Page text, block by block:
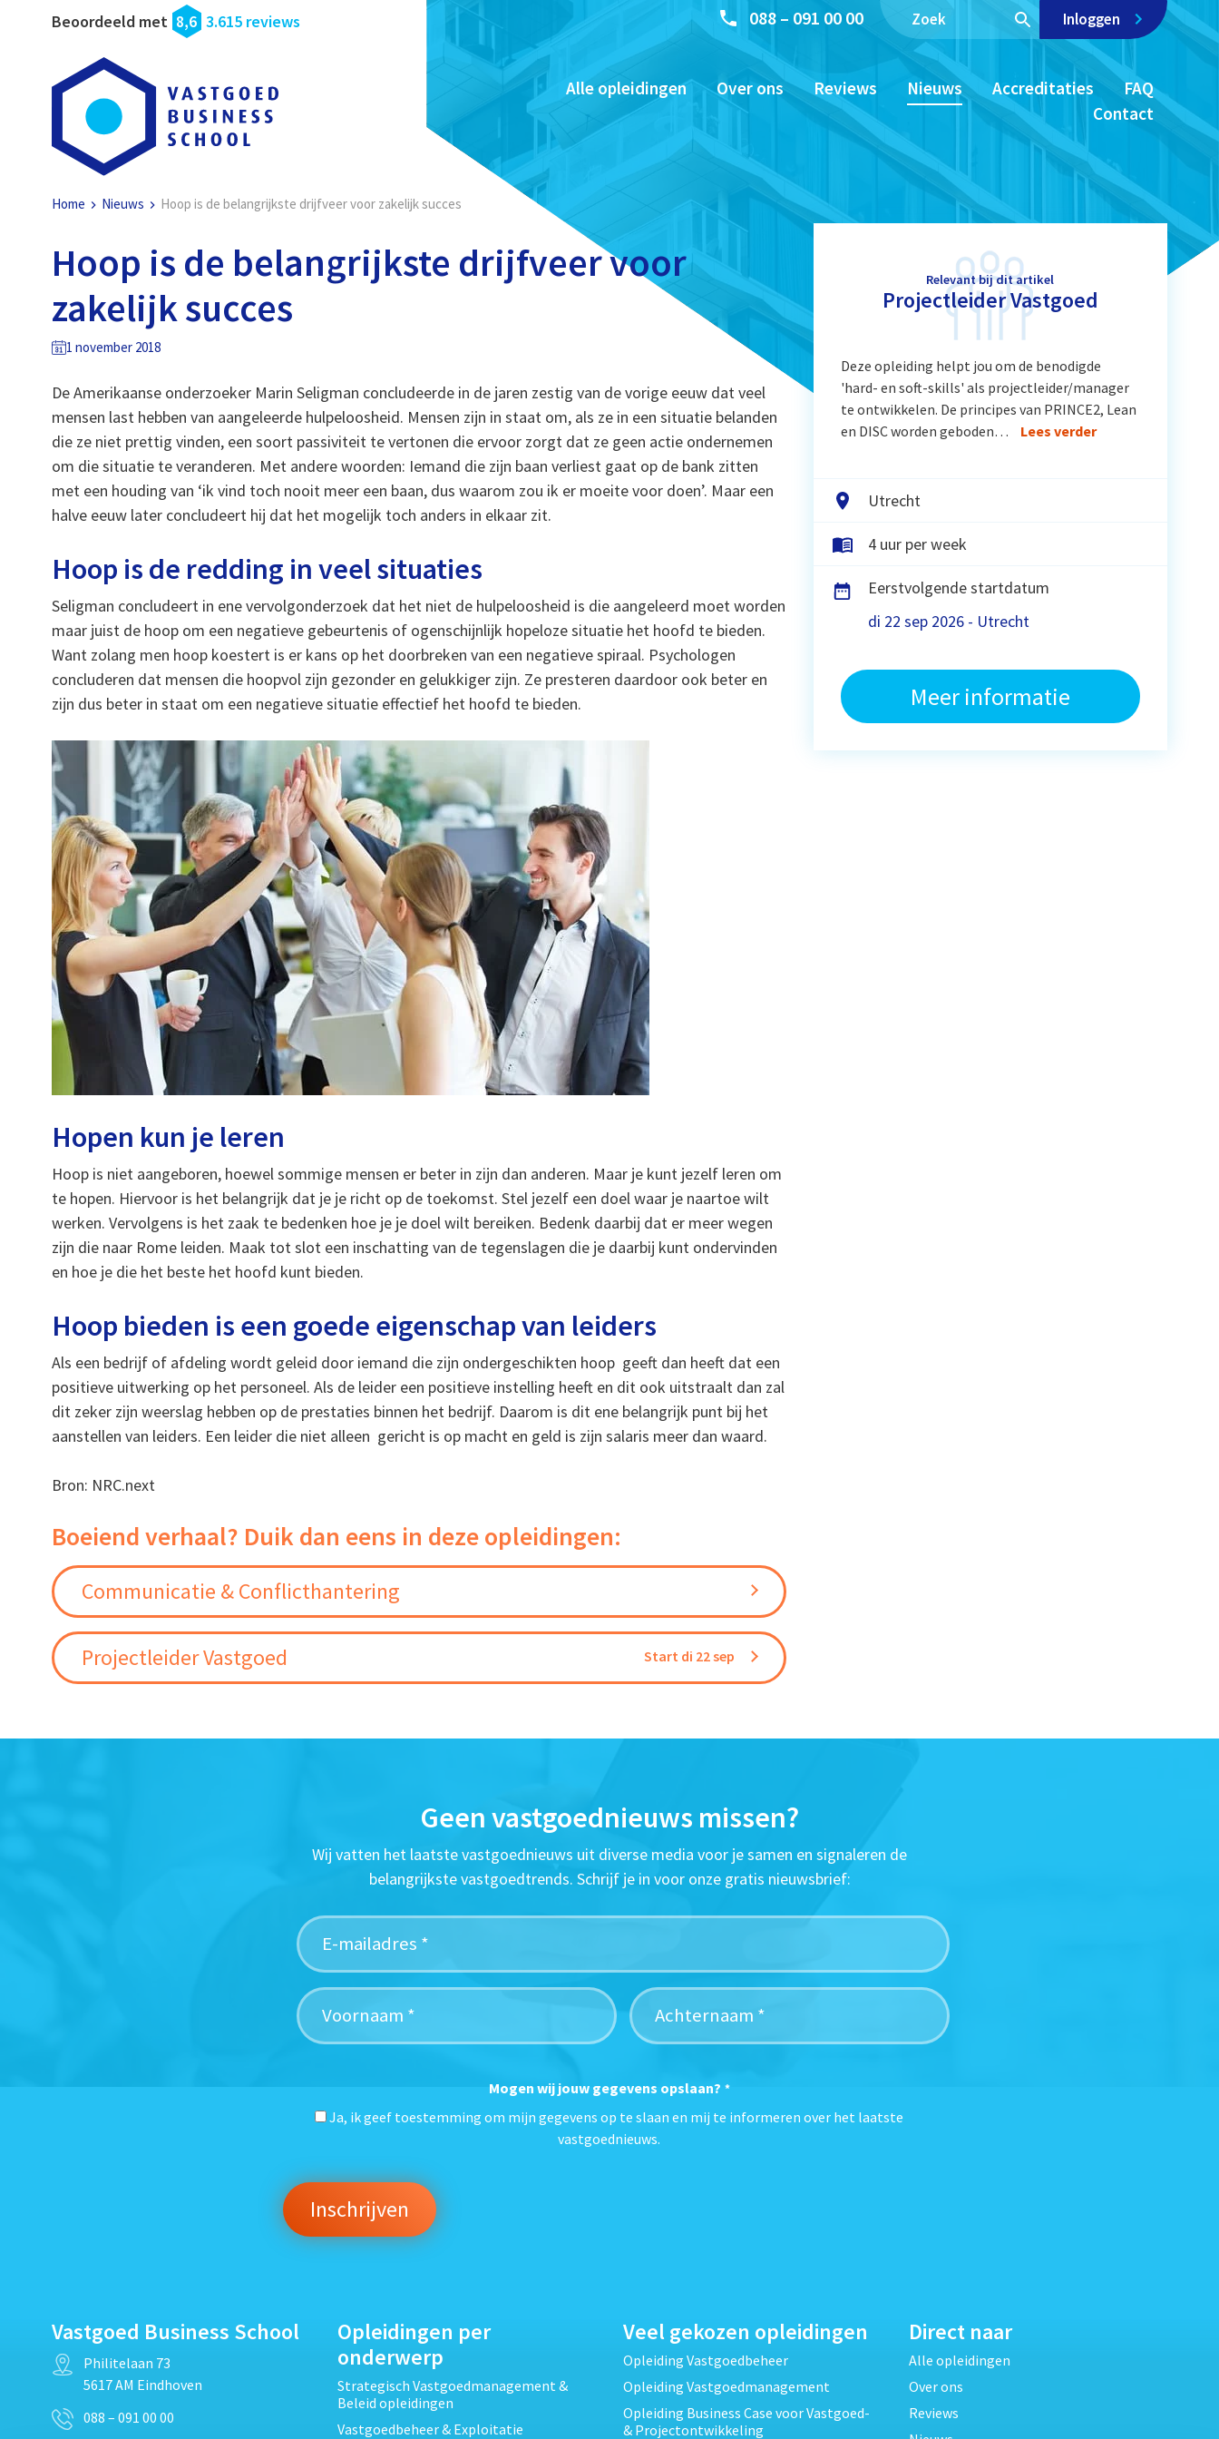
Beoordeeld met 8,6 3.615 reviews 088 – 091 00 00 Inloggen
Alle opleidingen Over ons Reviews Nieuws Accreditaties
FAQ
Contact
Home Nieuws Hoop is de belangrijkste drijfveer voor zakelijk succes
Hoop is de belangrijkste drijfveer voor
zakelijk succes
1 november 2018
De Amerikaanse onderzoeker Marin Seligman concludeerde in de jaren zestig van de vorige eeuw dat veel
mensen last hebben van aangeleerde hulpeloosheid. Mensen zijn in staat om, als ze in een situatie belanden
die ze niet prettig vinden, een soort passiviteit te vertonen die ervoor zorgt dat ze geen actie ondernemen
om die situatie te veranderen. Met andere woorden: Iemand die zijn baan verliest gaat op de bank zitten
met een houding van ‘ik vind toch nooit meer een baan, dus waarom zou ik er moeite voor doen’. Maar een
halve eeuw later concludeert hij dat het mogelijk toch anders in elkaar zit.
Hoop is de redding in veel situaties
Seligman concludeert in ene vervolgonderzoek dat het niet de hulpeloosheid is die aangeleerd moet worden
maar juist de hoop om een negatieve gebeurtenis of ogenschijnlijk hopeloze situatie het hoofd te bieden.
Want zolang men hoop koestert is er kans op het doorbreken van een negatieve spiraal. Psychologen
concluderen dat mensen die hoopvol zijn gezonder en gelukkiger zijn. Ze presteren daardoor ook beter en
zijn dus beter in staat om een negatieve situatie effectief het hoofd te bieden.
Hopen kun je leren
Hoop is niet aangeboren, hoewel sommige mensen er beter in zijn dan anderen. Maar je kunt jezelf leren om
te hopen. Hiervoor is het belangrijk dat je je richt op de toekomst. Stel jezelf een doel waar je naartoe wilt
werken. Vervolgens is het zaak te bedenken hoe je je doel wilt bereiken. Bedenk daarbij dat er meer wegen
zijn die naar Rome leiden. Maak tot slot een inschatting van de tegenslagen die je daarbij kunt ondervinden
en hoe je die het beste het hoofd kunt bieden.
Hoop bieden is een goede eigenschap van leiders
Als een bedrijf of afdeling wordt geleid door iemand die zijn ondergeschikten hoop geeft dan heeft dat een
positieve uitwerking op het personeel. Als de leider een positieve instelling heeft en dit ook uitstraalt dan zal
dit zeker zijn weerslag hebben op de prestaties binnen het bedrijf. Daarom is dit ene belangrijk punt bij het
aanstellen van leiders. Een leider die niet alleen gericht is op macht en geld is zijn salaris meer dan waard.
Bron: NRC.next
Boeiend verhaal? Duik dan eens in deze opleidingen:
Communicatie & Conflicthantering
Projectleider Vastgoed Start di 22 sep
Relevant bij dit artikel
Projectleider Vastgoed
Deze opleiding helpt jou om de benodigde
'hard- en soft-skills' als projectleider/manager
te ontwikkelen. De principes van PRINCE2, Lean
en DISC worden geboden…
Lees verder
Utrecht
4 uur per week
Eerstvolgende startdatum
di 22 sep 2026 - Utrecht
Meer informatie
Geen vastgoednieuws missen?
Wij vatten het laatste vastgoednieuws uit diverse media voor je samen en signaleren de
belangrijkste vastgoedtrends. Schrijf je in voor onze gratis nieuwsbrief:
Mogen wij jouw gegevens opslaan? *
Ja, ik geef toestemming om mijn gegevens op te slaan en mij te informeren over het laatste
vastgoednieuws.
Vastgoed Business School
Philitelaan 73
5617 AM Eindhoven
088 – 091 00 00
Opleidingen per
onderwerp
Strategisch Vastgoedmanagement &
Beleid opleidingen
Vastgoedbeheer & Exploitatie
Veel gekozen opleidingen
Opleiding Vastgoedbeheer
Opleiding Vastgoedmanagement
Opleiding Business Case voor Vastgoed-
& Projectontwikkeling
Direct naar
Alle opleidingen
Over ons
Reviews